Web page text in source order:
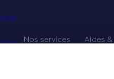
Nos services Aides &